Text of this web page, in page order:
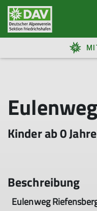
Kinder ab 0
Beschreibung
Eulenweg